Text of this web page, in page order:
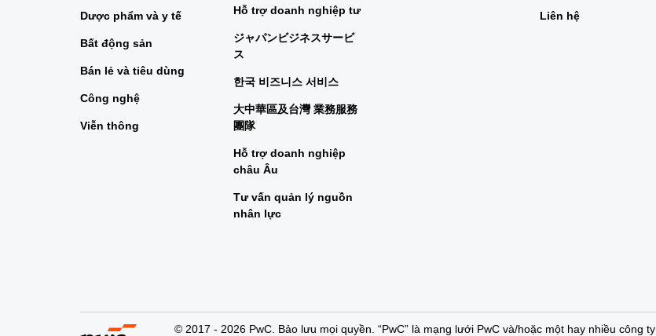
Dược phẩm và y tế
Bất động sản
Bán lẻ và tiêu dùng
Công nghệ
Viễn thông
Hỗ trợ doanh nghiệp tư
ジャパンビジネスサービ
ス
한국 비즈니스 서비스
大中華區及台灣 業務服務
團隊
Hỗ trợ doanh nghiệp
châu Âu
Tư vấn quản lý nguồn
nhân lực
Liên hệ
© 2017 - 2026 PwC. Bảo lưu mọi quyền. “PwC” là mạng lưới PwC và/hoặc một hay nhiều công ty